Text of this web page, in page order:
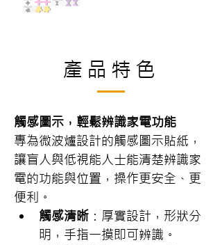
產品特色
觸感圖示，輕鬆辨識家電功能
專為微波爐設計的觸感圖示貼紙，
讓盲人與低視能人士能清楚辨識家
電的功能與位置，操作更安全、更
便利。
觸感清晰 ：厚實設計，形狀分
明，手指一摸即可辨識。